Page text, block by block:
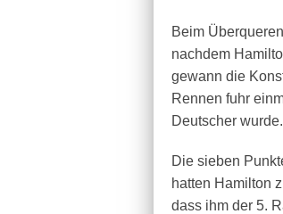
Beim
nachdem
gewann die
Rennen fuhr
Deutscher wurde.
Die sieben
hatten Hamilton
dass ihm der 5.